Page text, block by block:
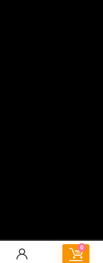
0
voorbehouden